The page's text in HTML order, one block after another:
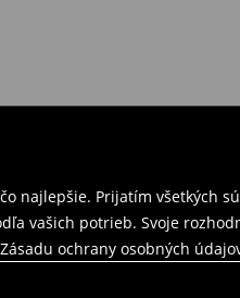
najlepšie. Prijatím všetkých
vašich potrieb. Svoje
Zásadu ochrany osobných